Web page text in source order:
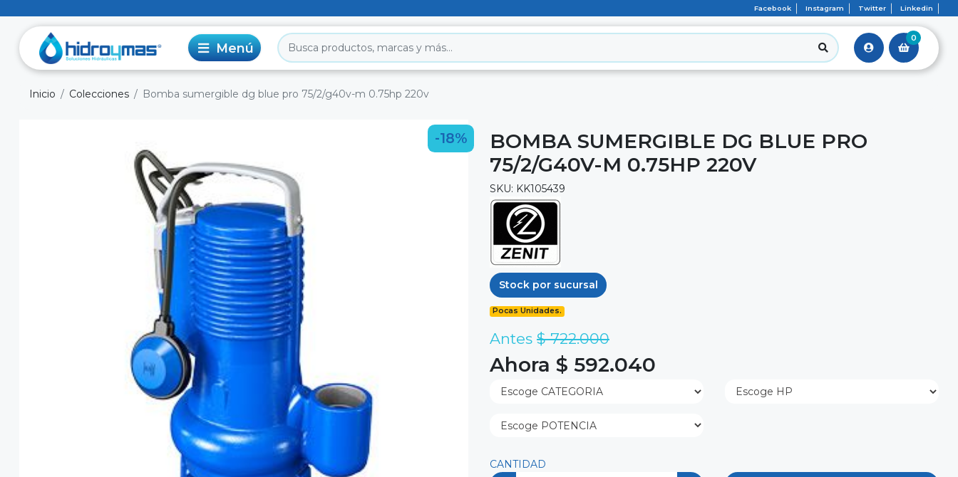
Facebook Instagram Twitter Linkedin
0
Inicio Colecciones Bomba sumergible dg blue pro 75/2/g40v-m 0.75hp 220v
-18%
BOMBA SUMERGIBLE DG BLUE PRO
75/2/G40V-M 0.75HP 220V
SKU: KK105439
Stock por sucursal
Pocas Unidades.
Antes $ 722.000
Ahora $ 592.040
CANTIDAD